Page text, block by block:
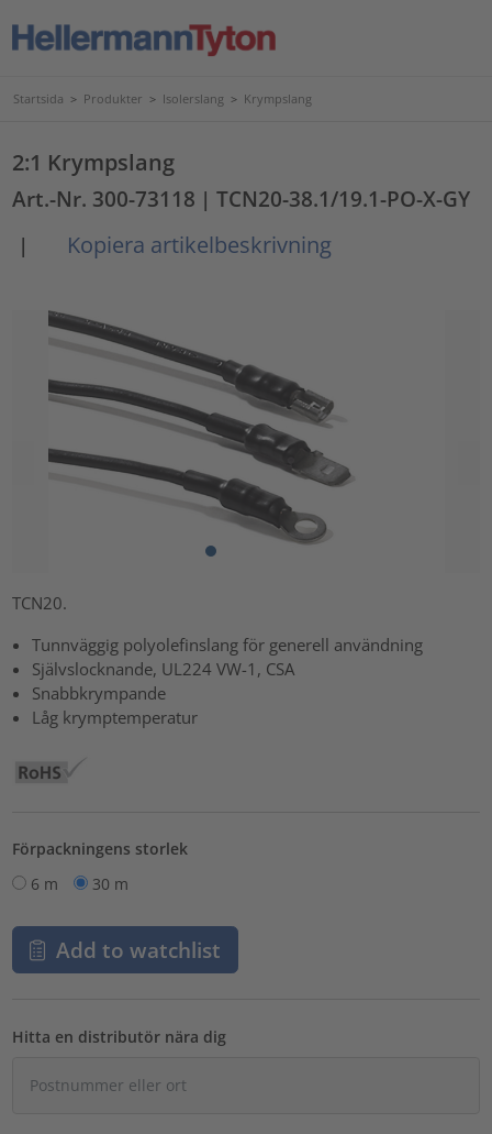
Startsida > Produkter > Isolerslang > Krympslang
2:1 Krympslang
Art.-Nr. 300-73118 | TCN20-38.1/19.1-PO-X-GY
|
Kopiera artikelbeskrivning
TCN20.
Tunnväggig polyolefinslang för generell användning
Självslocknande, UL224 VW-1, CSA
Snabbkrympande
Låg krymptemperatur
Förpackningens storlek
6 m
30 m
Add to watchlist
Hitta en distributör nära dig